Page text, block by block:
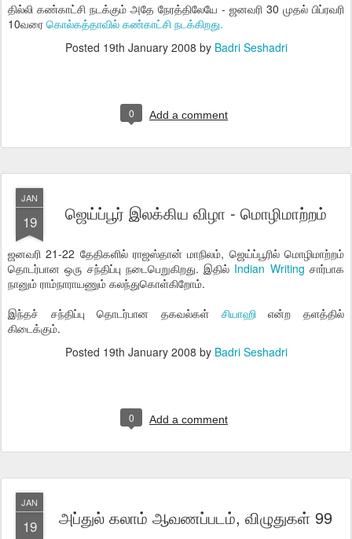
தில்லி கண்காட்சி நடக்கும் அதே நேரத்திலேயே - ஜனவரி 30 முதல் பிப்ரவரி
10வரை கொல்கத்தாவில் கண்காட்சி நடக்கிறது.
Posted 19th January 2008 by Badri Seshadri
0 Add a comment
JAN
19 ஜெய்ப்பூர் இலக்கிய விழா - மொழிமாற்றம்
ஜனவரி 21-22 தேதிகளில் ராஜஸ்தான் மாநிலம், ஜெய்ப்பூரில் மொழிமாற்றம்
தொடர்பான ஒரு சந்திப்பு நடைபெறுகிறது. இதில் Indian Writing சார்பாக
நானும் ராம்நாராயணும் கலந்துகொள்கிறோம்.
இந்தச் சந்திப்பு தொடர்பான தகவல்கள் சியாஹிஎன்ற தளத்தில்
கிடைக்கும்.
Posted 19th January 2008 by Badri Seshadri
0 Add a comment
JAN
19 அப்துல் கலாம் ஆவணப்படம், விழுதுகள் 99